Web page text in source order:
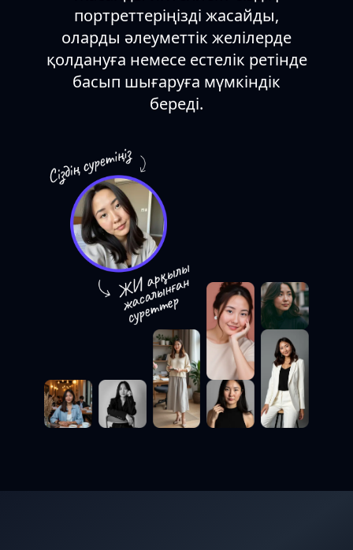
портреттеріңізді жасайды,
оларды әлеуметтік желілерде
қолдануға немесе естелік ретінде
басып шығаруға мүмкіндік
береді.